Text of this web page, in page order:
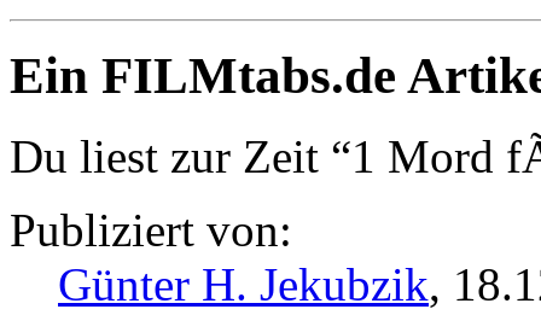
Ein FILMtabs.de
Du liest zur Zeit “1 Mord
Publiziert von:
Günter H. Jekubzik,